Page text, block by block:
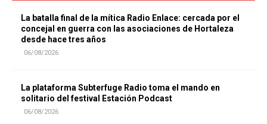
La batalla final de la mítica Radio Enlace: cercada por el
concejal en guerra con las asociaciones de Hortaleza
desde hace tres años
06/08/2026
La plataforma Subterfuge Radio toma el mando en
solitario del festival Estación Podcast
06/08/2026